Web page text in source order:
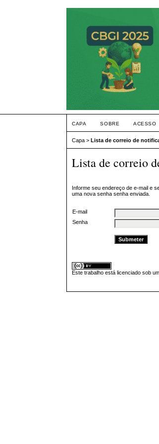
CAPA SOBRE ACESSO
Capa >Lista de correio de
Lista de correio
Informe seu endereço de e-mail e
uma nova senha senha enviada.
E-mail
Senha
Este trabalho está licenciado sob